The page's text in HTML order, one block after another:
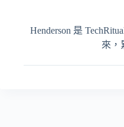
Henderson 是
來，